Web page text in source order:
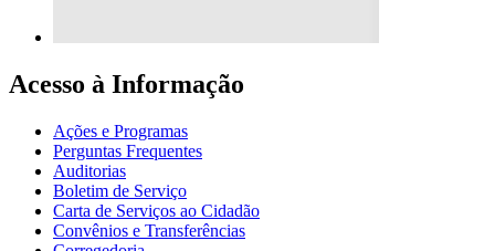
Acesso à Informação
Ações e Programas
Perguntas Frequentes
Auditorias
Boletim de Serviço
Carta de Serviços ao Cidadão
Convênios e Transferências